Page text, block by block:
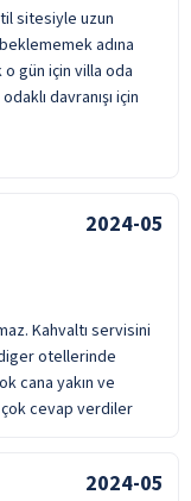
sitesiyle uzun
adına
gün için villa oda
davranışı için
2024-05
Kahvaltı servisini
otellerinde
cana yakın ve
çok cevap verdiler
2024-05